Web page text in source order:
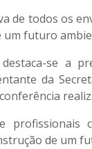
de todos os
um futuro
se a
da
profissionais
de um